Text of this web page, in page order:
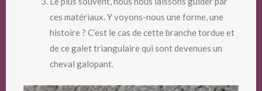
ces matériaux. Y voyons-nous une forme, une
histoire ? C’est le cas de cette branche tordue et
de ce galet triangulaire qui sont devenues un
cheval galopant.